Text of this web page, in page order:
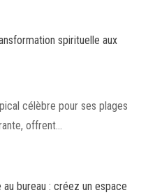
spirituelle aux
célèbre pour ses plages
offrent…
bureau : créez un espace